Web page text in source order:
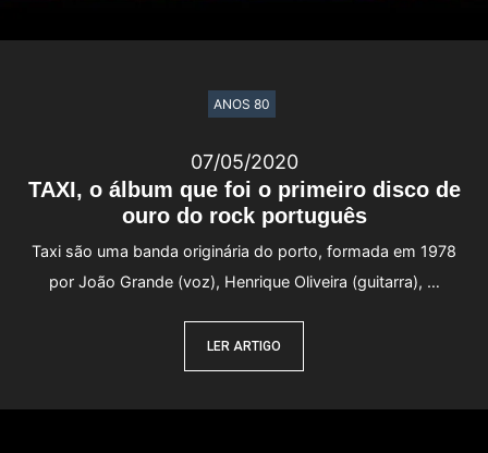
TAXI, o álbum que foi o primeiro disco de
ouro do rock português
07/05/2020
Taxi são uma banda originária do porto, formada em 1978
por João Grande (voz), Henrique Oliveira (guitarra), …
LER ARTIGO
ANOS 80